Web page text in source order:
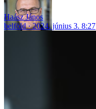
Haász János
belföld
2024. június 3. 8:27